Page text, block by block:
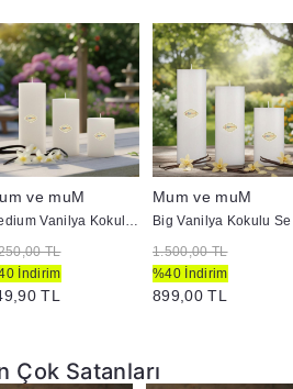
ve muM
Medium Vanilya Kokulu Set Mum Çap 7 cm Beyaz
TL
İndirim
TL
Mum ve muM
1.500,00 TL
%40 İndirim
899,00 TL
Çok Satanları